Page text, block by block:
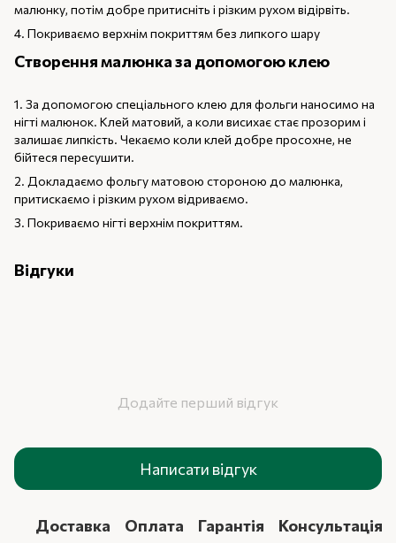
малюнку, потім добре притисніть і різким рухом відірвіть.
4. Покриваємо верхнім покриттям без липкого шару
Створення малюнка за допомогою клею
1. За допомогою спеціального клею для фольги наносимо на
нігті малюнок. Клей матовий, а коли висихає стає прозорим і
залишає липкість. Чекаємо коли клей добре просохне, не
бійтеся пересушити.
2. Докладаємо фольгу матовою стороною до малюнка,
притискаємо і різким рухом відриваємо.
3. Покриваємо нігті верхнім покриттям.
Відгуки
Додайте перший відгук
Написати відгук
Доставка Оплата Гарантія Консультація